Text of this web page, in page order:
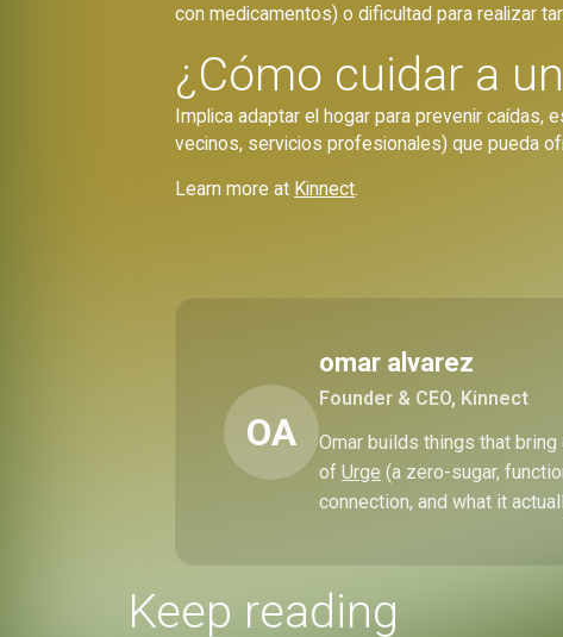
con medicamentos) o dificultad para realizar
¿Cómo cuidar a
Implica adaptar el hogar para prevenir caídas,
vecinos, servicios profesionales) que pueda
Learn more at Kinnect.
OA
omar alvarez
Founder & CEO, Kinnect
Omar builds things that
ofUrge (a zero-sugar,
connection, and what it
Keep reading